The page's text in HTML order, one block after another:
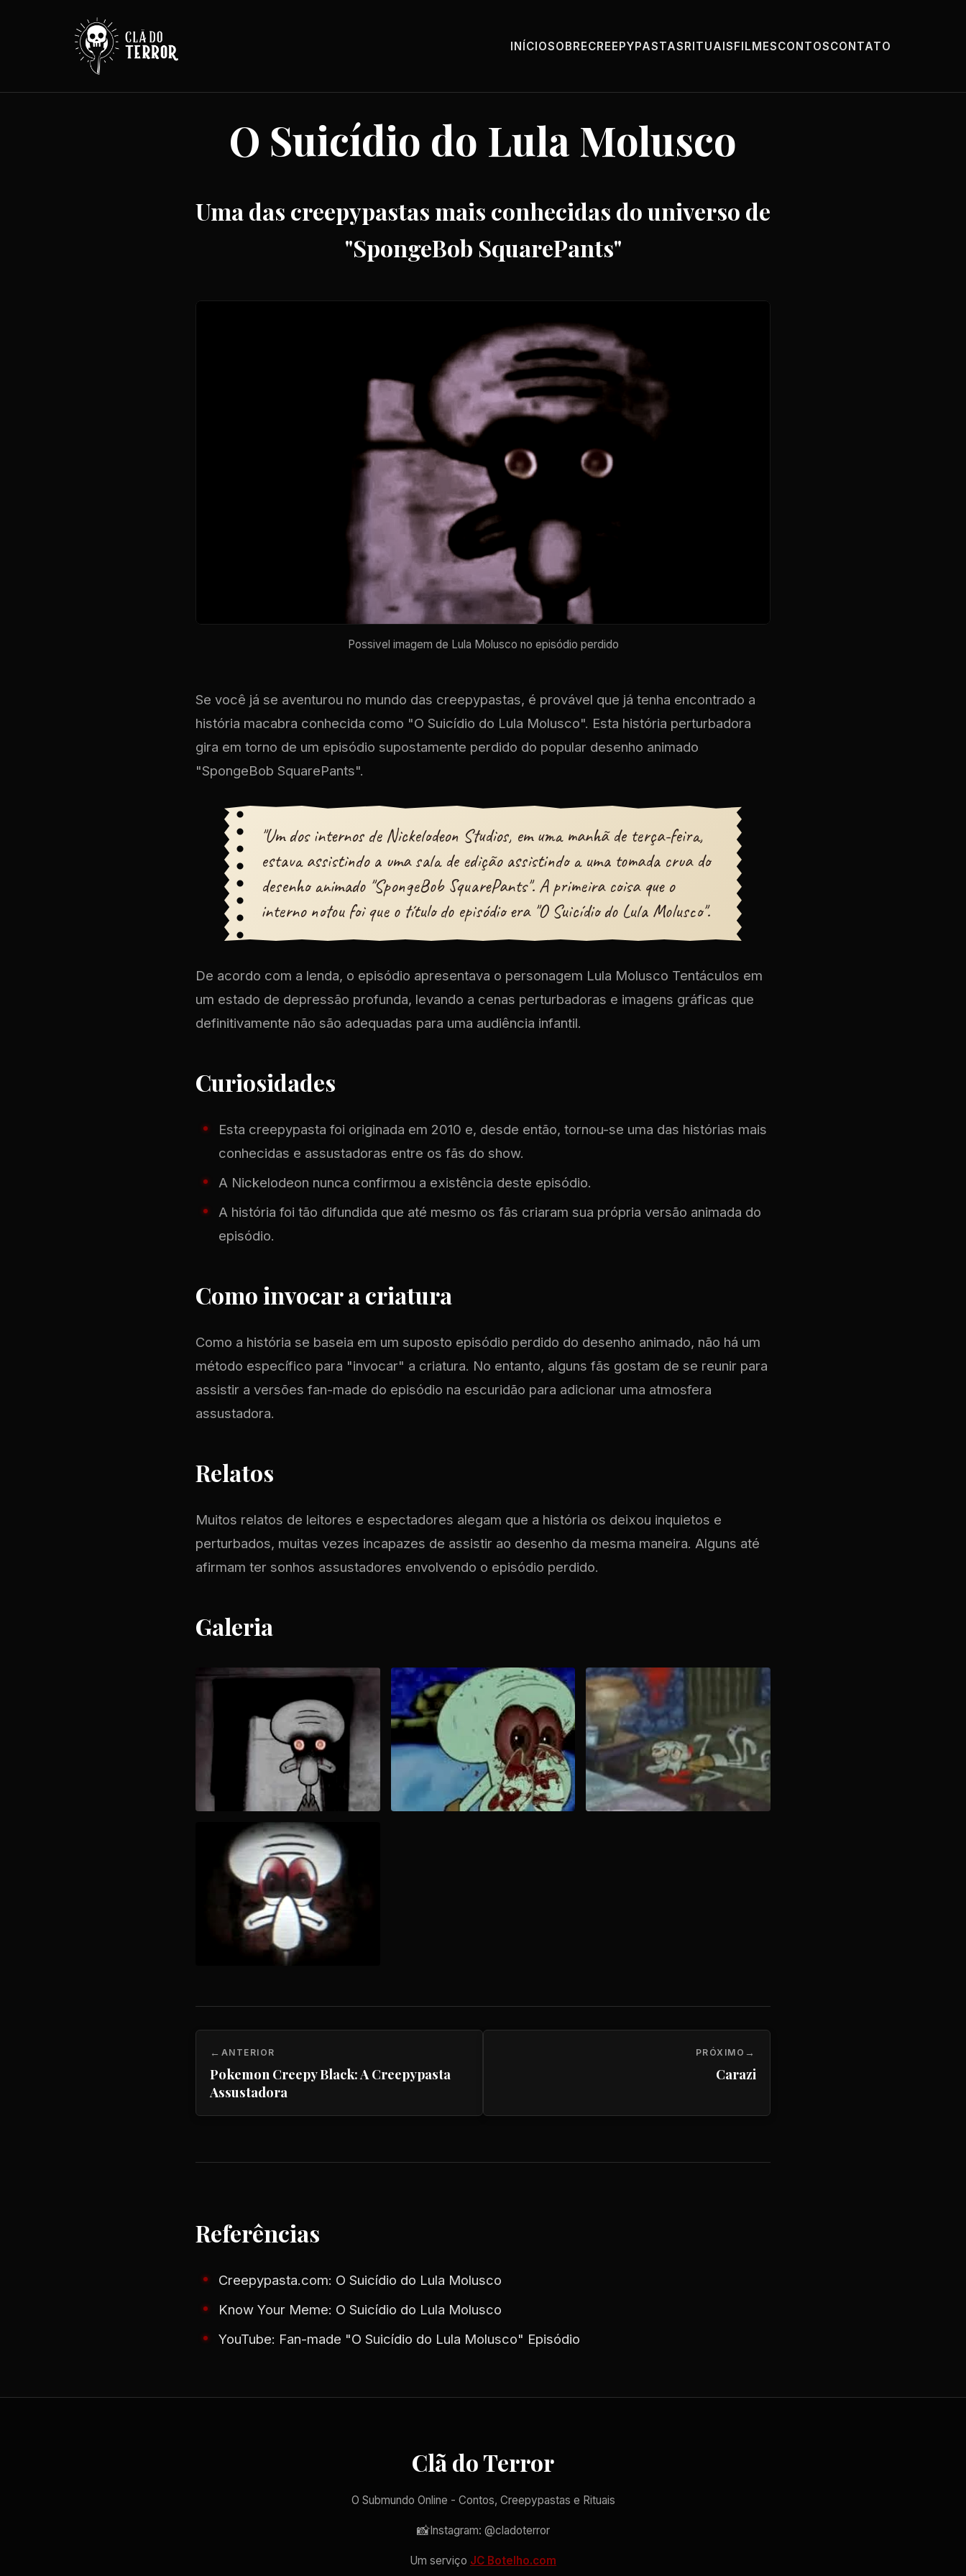
INÍCIOSOBRECREEPYPASTASRITUAISFILMESCONTOSCONTATO
O Suicídio do Lula Molusco
Uma das creepypastas mais conhecidas do universo de
"SpongeBob SquarePants"
Possivel imagem de Lula Molusco no episódio perdido
Se você já se aventurou no mundo das creepypastas, é provável que já tenha encontrado a
história macabra conhecida como "O Suicídio do Lula Molusco". Esta história perturbadora
gira em torno de um episódio supostamente perdido do popular desenho animado
"SpongeBob SquarePants".
"Um dos internos de Nickelodeon Studios, em uma manhã de terça-feira,
estava assistindo a uma sala de edição assistindo a uma tomada crua do
desenho animado "SpongeBob SquarePants". A primeira coisa que o
interno notou foi que o título do episódio era "O Suicídio do Lula Molusco".
De acordo com a lenda, o episódio apresentava o personagem Lula Molusco Tentáculos em
um estado de depressão profunda, levando a cenas perturbadoras e imagens gráficas que
definitivamente não são adequadas para uma audiência infantil.
Curiosidades
Esta creepypasta foi originada em 2010 e, desde então, tornou-se uma das histórias mais
conhecidas e assustadoras entre os fãs do show.
A Nickelodeon nunca confirmou a existência deste episódio.
A história foi tão difundida que até mesmo os fãs criaram sua própria versão animada do
episódio.
Como invocar a criatura
Como a história se baseia em um suposto episódio perdido do desenho animado, não há um
método específico para "invocar" a criatura. No entanto, alguns fãs gostam de se reunir para
assistir a versões fan-made do episódio na escuridão para adicionar uma atmosfera
assustadora.
Relatos
Muitos relatos de leitores e espectadores alegam que a história os deixou inquietos e
perturbados, muitas vezes incapazes de assistir ao desenho da mesma maneira. Alguns até
afirmam ter sonhos assustadores envolvendo o episódio perdido.
Galeria
ANTERIOR
Pokemon Creepy Black: A Creepypasta
Assustadora
PRÓXIMO
Carazi
Referências
Creepypasta.com: O Suicídio do Lula Molusco
Know Your Meme: O Suicídio do Lula Molusco
YouTube: Fan-made "O Suicídio do Lula Molusco" Episódio
Clã do Terror
O Submundo Online - Contos, Creepypastas e Rituais
📸Instagram: @cladoterror
Um serviço JC Botelho.com